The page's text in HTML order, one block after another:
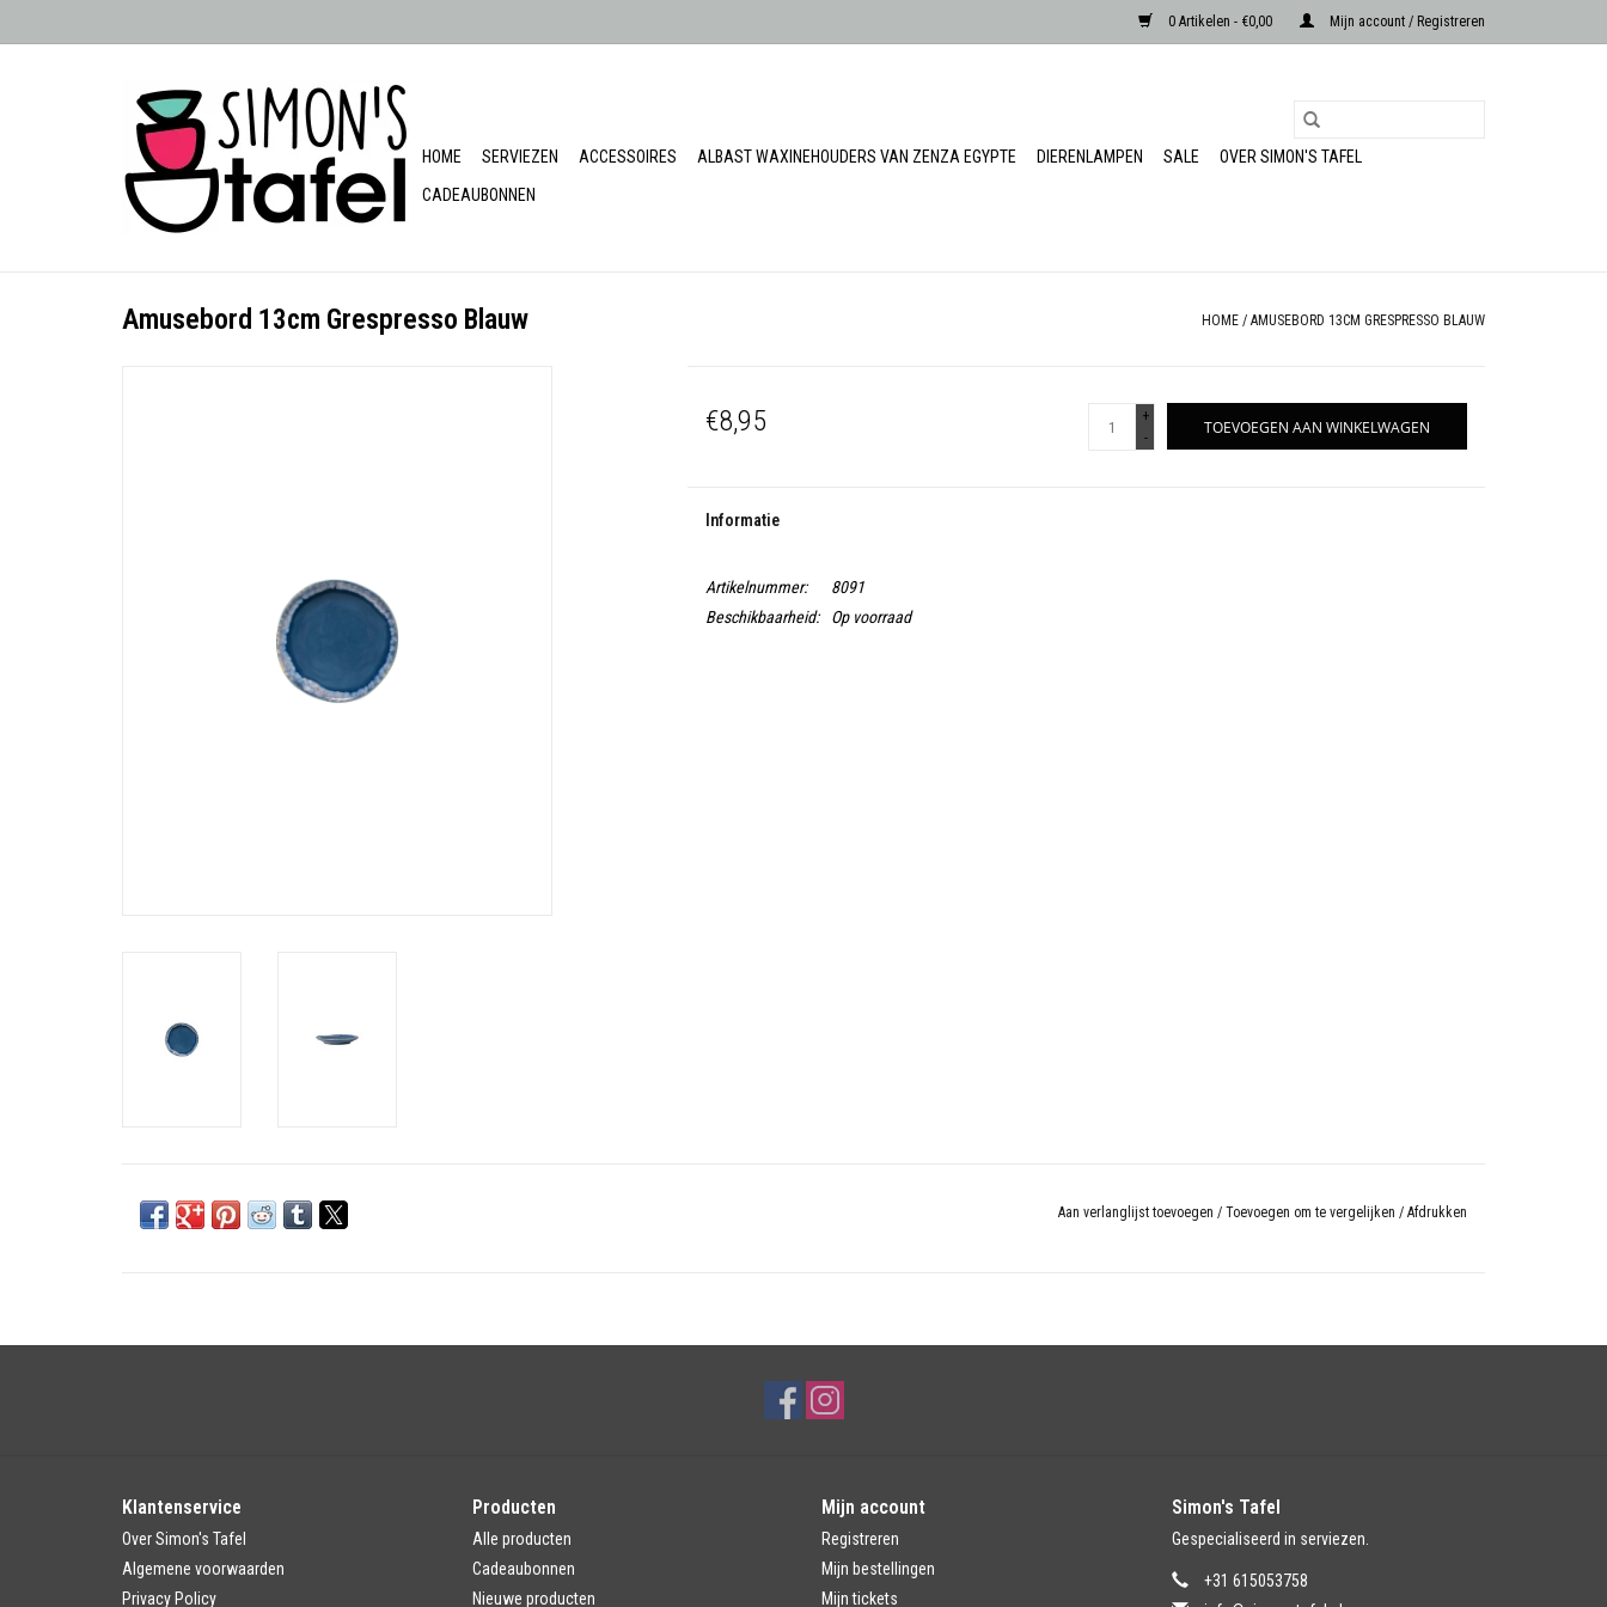
0 Artikelen - €0,00 Mijn account / Registreren
HOME SERVIEZEN ACCESSOIRES ALBAST WAXINEHOUDERS VAN ZENZA EGYPTE DIERENLAMPEN SALE
OVER SIMON'S TAFEL
CADEAUBONNEN
Amusebord 13cm Grespresso Blauw HOME / AMUSEBORD 13CM GRESPRESSO BLAUW
€8,95
+
-
TOEVOEGEN AAN WINKELWAGEN
Informatie
Artikelnummer:
8091
Beschikbaarheid:
Op voorraad
Aan verlanglijst toevoegen / Toevoegen om te vergelijken / Afdrukken
Klantenservice
Over Simon's Tafel
Algemene voorwaarden
Privacy Policy
Producten
Alle producten
Cadeaubonnen
Nieuwe producten
Mijn account
Registreren
Mijn bestellingen
Mijn tickets
Simon's Tafel
Gespecialiseerd in serviezen.
+31 615053758